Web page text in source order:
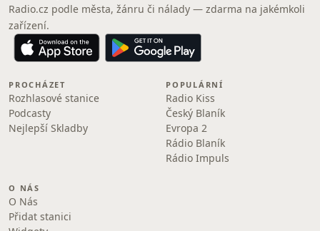
Radio.cz podle města, žánru či nálady — zdarma na jakémkoli
zařízení.
PROCHÁZET
Rozhlasové stanice
Podcasty
Nejlepší Skladby
POPULÁRNÍ
Radio Kiss
Český Blaník
Evropa 2
Rádio Blaník
Rádio Impuls
O NÁS
O Nás
Přidat stanici